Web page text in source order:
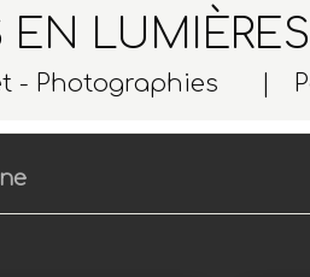
EN LUMIÈRES
- Photographies |